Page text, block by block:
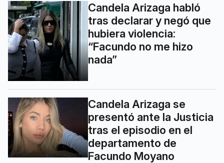
Candela Arizaga habló
tras declarar y negó que
hubiera violencia:
“Facundo no me hizo
nada”
Candela Arizaga se
presentó ante la Justicia
tras el episodio en el
departamento de
Facundo Moyano